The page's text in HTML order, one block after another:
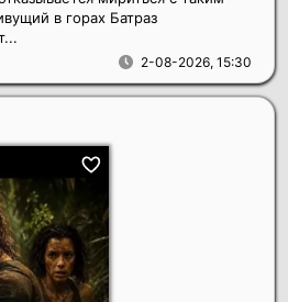
2-08-2026, 15:30
в горах Батраз